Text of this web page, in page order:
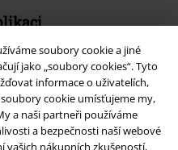
soubory cookie a jiné
jako „soubory cookies“. Tyto
informace o uživatelích,
cookie umísťujeme my,
a naši partneři používáme
a bezpečnosti naší webové
vašich nákupních zkušeností,